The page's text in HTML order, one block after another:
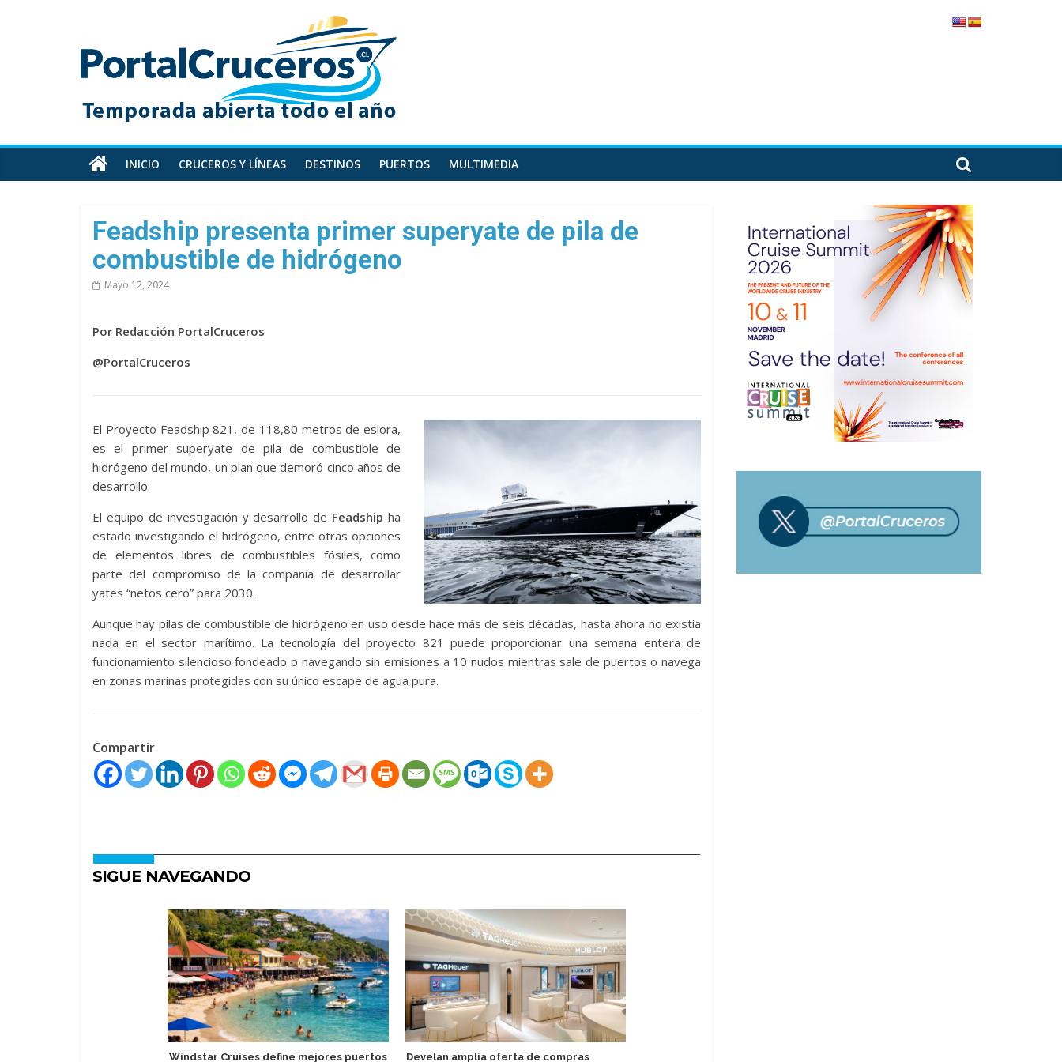
PortalCruceros
Toda
información
cruceros
en
un
sitio
INICIO CRUCEROS Y LÍNEAS DESTINOS PUERTOS MULTIMEDIA
Feadship presenta primer superyate de pila de
combustible de hidrógeno
Mayo 12, 2024
Por Redacción PortalCruceros
@PortalCruceros
El Proyecto Feadship 821, de 118,80 metros de eslora,
es el primer superyate de pila de combustible de
hidrógeno del mundo, un plan que demoró cinco años de
desarrollo.
El equipo de investigación y desarrollo de Feadship ha
estado investigando el hidrógeno, entre otras opciones
de elementos libres de combustibles fósiles, como
parte del compromiso de la compañía de desarrollar
yates “netos cero” para 2030.
Aunque hay pilas de combustible de hidrógeno en uso desde hace más de seis décadas, hasta ahora no existía
nada en el sector marítimo. La tecnología del proyecto 821 puede proporcionar una semana entera de
funcionamiento silencioso fondeado o navegando sin emisiones a 10 nudos mientras sale de puertos o navega
en zonas marinas protegidas con su único escape de agua pura.
Compartir
SIGUE NAVEGANDO
Windstar Cruises define mejores puertos
Develan amplia oferta de compras